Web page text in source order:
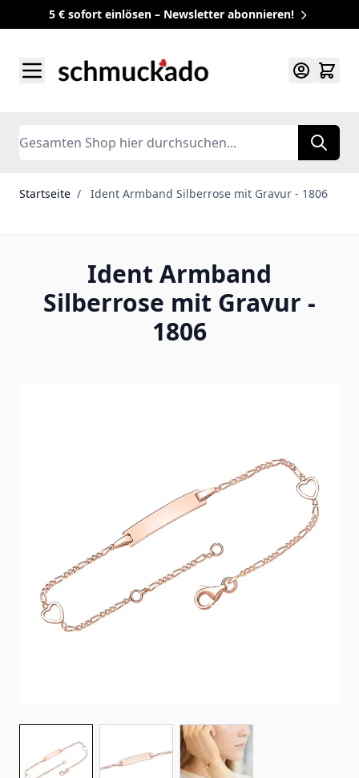
5 € sofort einlösen – Newsletter abonnieren!
Search
Startseite / Ident Armband Silberrose mit Gravur - 1806
Ident Armband
Silberrose mit Gravur -
1806